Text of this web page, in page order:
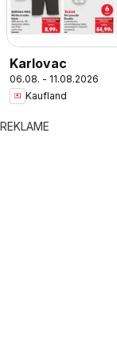
Karlovac
06.08. - 11.08.2026
Kaufland
REKLAME